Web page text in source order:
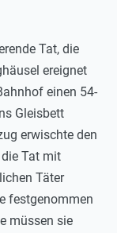
Tat, die
ereignet
einen 54-
Gleisbett
erwischte den
Tat mit
Täter
festgenommen
müssen sie